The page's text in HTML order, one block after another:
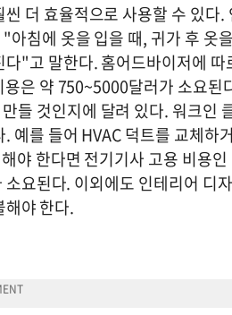
더 효율적으로 사용할 수 있다.
침에 옷을 입을 때, 귀가 후 옷
"고 말한다. 홈어드바이저에 따
은 약 750~5000달러가 소요된
들 것인지에 달려 있다. 워크인
예를 들어 HVAC 덕트를 교체하
야 한다면 전기기사 고용 비용
요된다. 이외에도 인테리어 디
야 한다.